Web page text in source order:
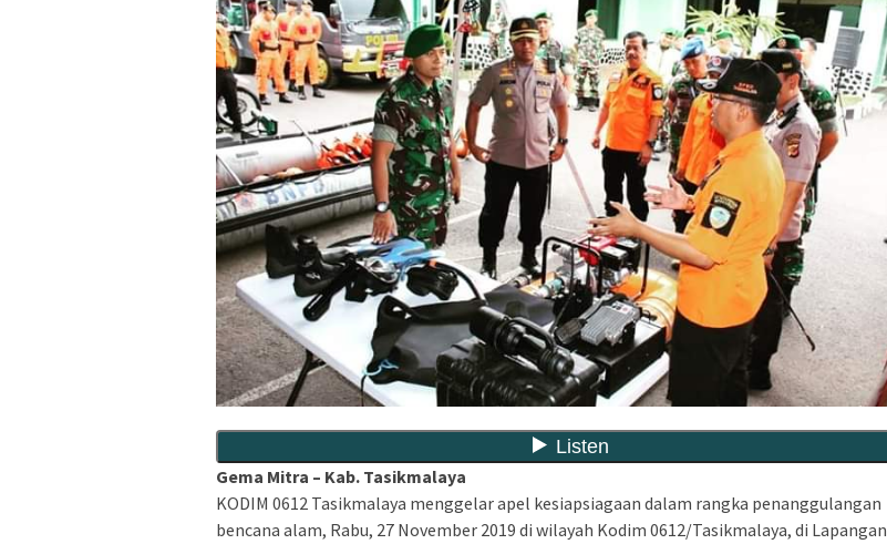
Gema Mitra – Kab. Tasikmalaya
KODIM 0612 Tasikmalaya menggelar apel kesiapsiagaan dalam rangka penanggulangan
bencana alam, Rabu, 27 November 2019 di wilayah Kodim 0612/Tasikmalaya, di Lapangan